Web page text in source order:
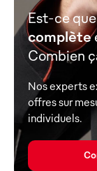
Est-ce
complète
Combien
Nos experts
offres sur
individuels.